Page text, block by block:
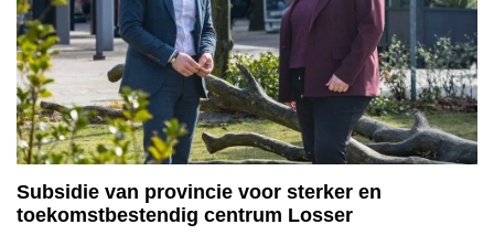
Subsidie van provincie voor sterker en
toekomstbestendig centrum Losser